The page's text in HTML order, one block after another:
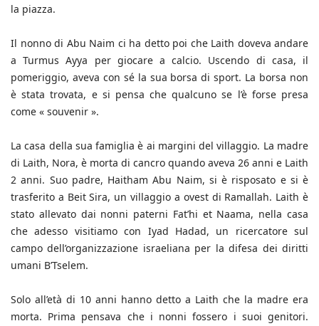
la piazza.
Il nonno di Abu Naim ci ha detto poi che Laith doveva andare
a Turmus Ayya per giocare a calcio. Uscendo di casa, il
pomeriggio, aveva con sé la sua borsa di sport. La borsa non
è stata trovata, e si pensa che qualcuno se l’è forse presa
come « souvenir ».
La casa della sua famiglia è ai margini del villaggio. La madre
di Laith, Nora, è morta di cancro quando aveva 26 anni e Laith
2 anni. Suo padre, Haitham Abu Naim, si è risposato e si è
trasferito a Beit Sira, un villaggio a ovest di Ramallah. Laith è
stato allevato dai nonni paterni Fat’hi et Naama, nella casa
che adesso visitiamo con Iyad Hadad, un ricercatore sul
campo dell’organizzazione israeliana per la difesa dei diritti
umani B’Tselem.
Solo all’età di 10 anni hanno detto a Laith che la madre era
morta. Prima pensava che i nonni fossero i suoi genitori.